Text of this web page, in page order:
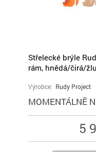
Střelecké brýle
rám, hnědá/čirá/
Výrobce: Rudy Project
MOMENTÁLNĚ
5